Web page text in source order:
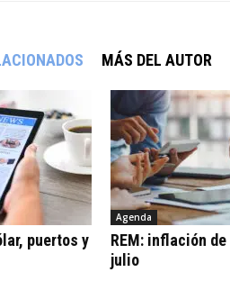
MÁS DEL AUTOR
puertos y
Agenda
REM: inflación de
julio